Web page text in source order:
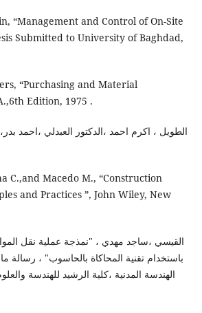
“Management and Control of On-Site
Submitted to University of Baghdad,
“Purchasing and Material
Edition, 1975 .
الطويل ، اكرم احمد ،الدكتور العبدلي ،احمد
C.,and Macedo M., “Construction
and Practices ”, John Wiley, New
القيسي ،ساجد مهدي ، "نمذجة عملية نقل
باستخدام تقنية المحاكاة بالحاسوب" ،
الهندسة المدنية ،كلية الرشيد للهندسة